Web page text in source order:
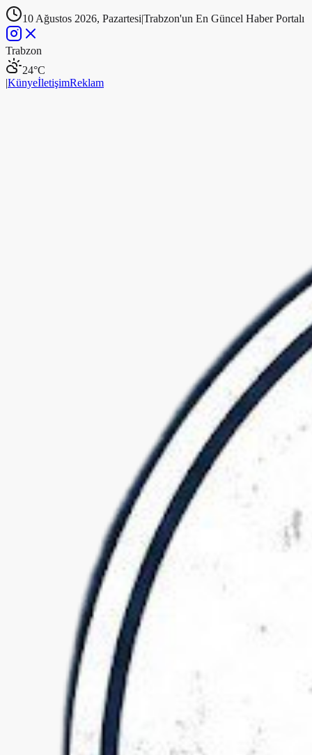
10 Ağustos 2026, Pazartesi|Trabzon'un En Güncel Haber Portalı
Trabzon
24°C
|KünyeİletişimReklam